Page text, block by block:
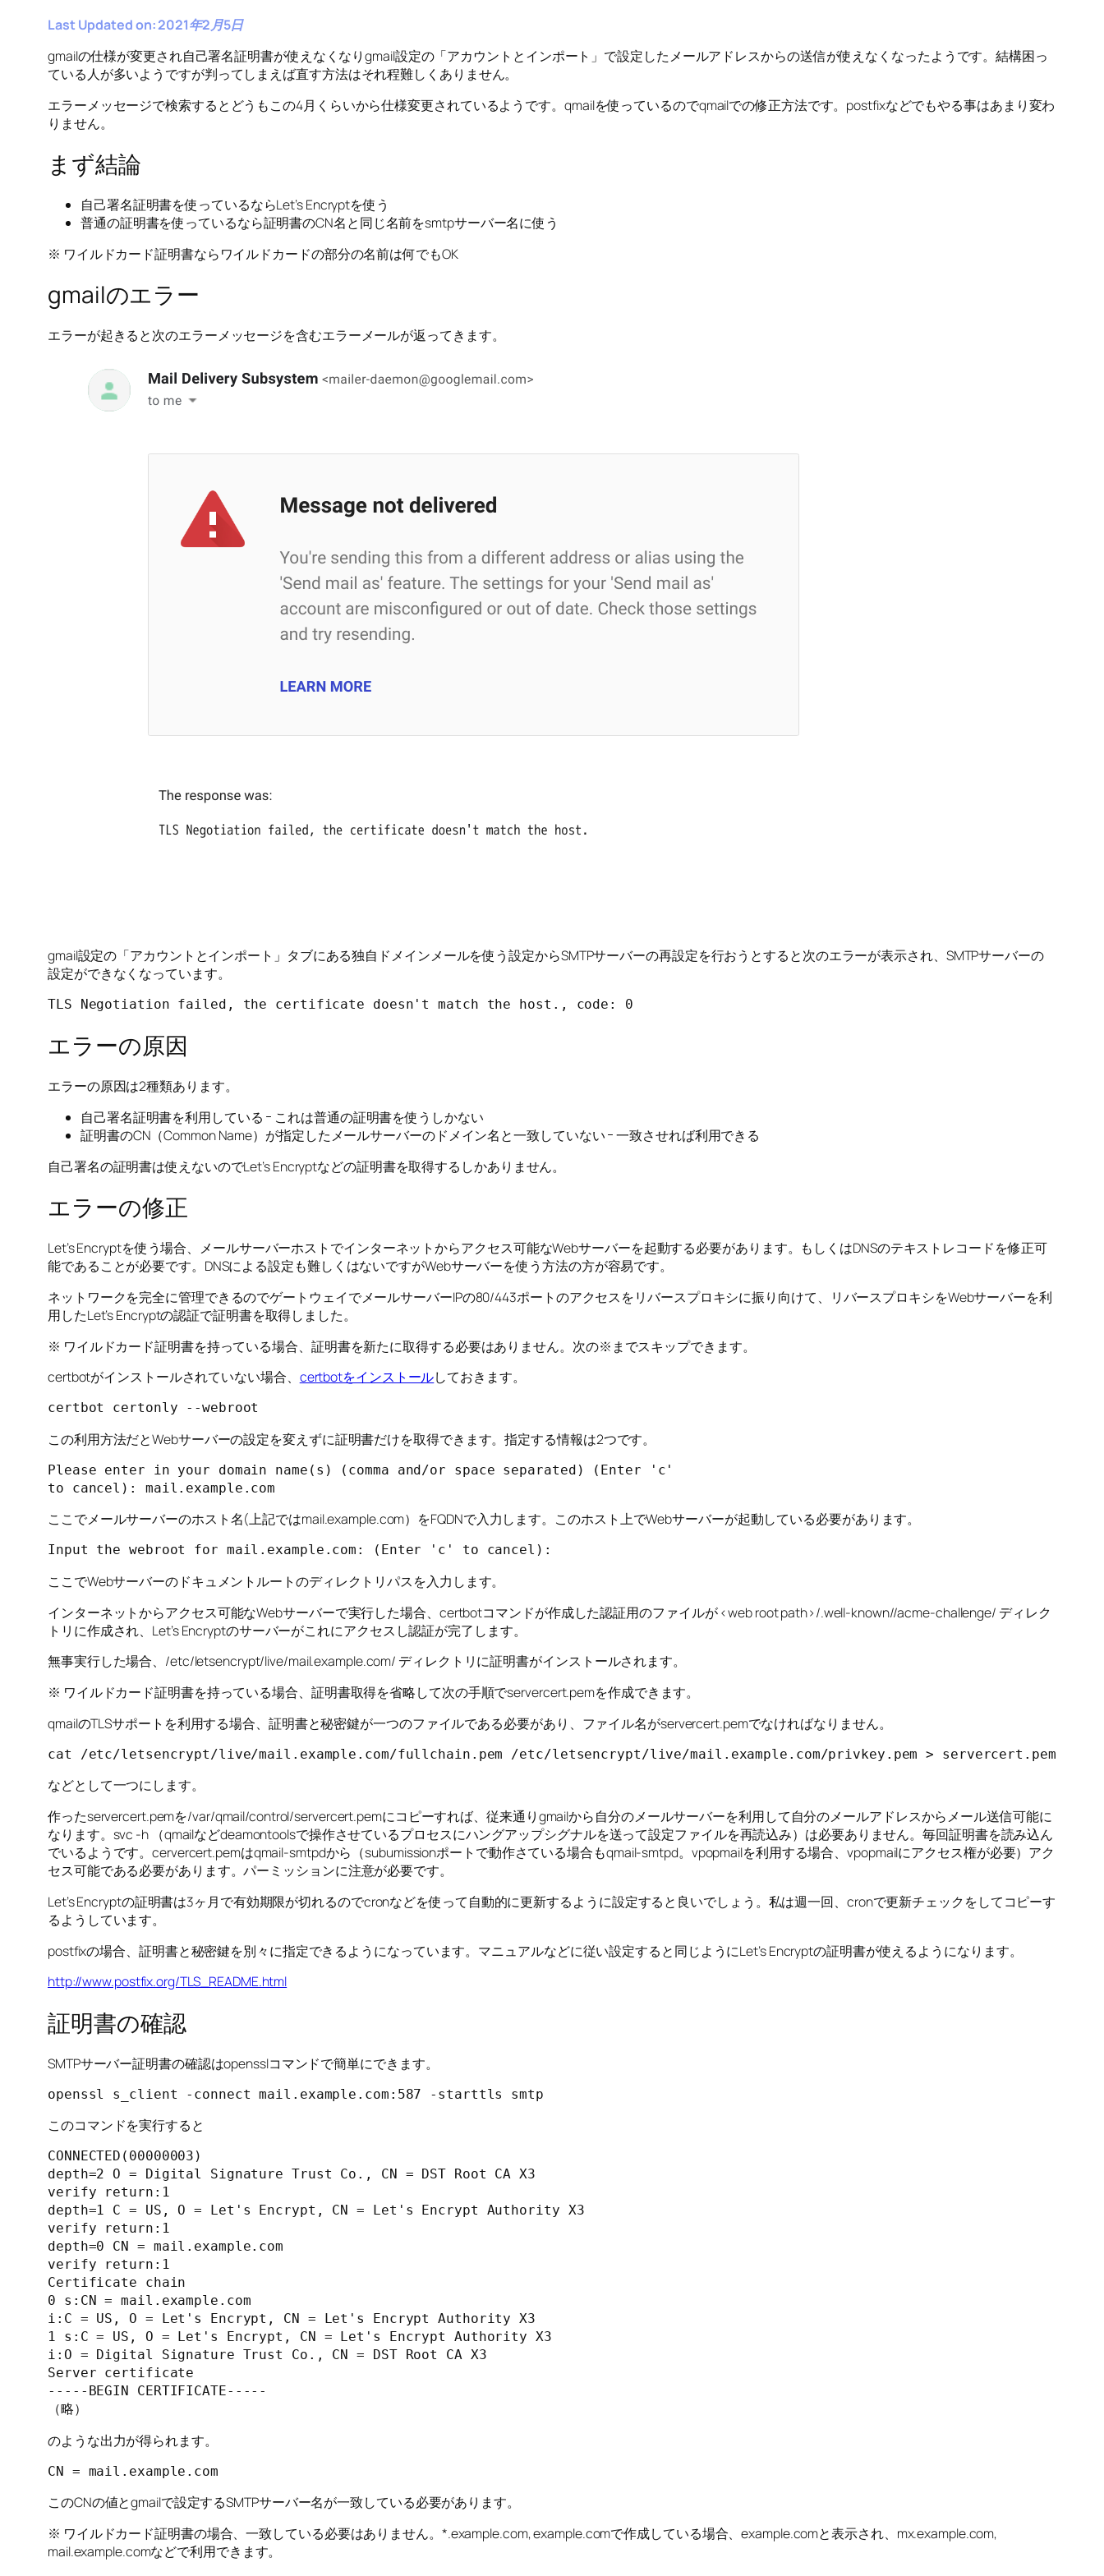
Last Updated on: 2021年2月5日
gmailの仕様が変更され自己署名証明書が使えなくなりgmail設定の「アカウントとインポート」で設定したメールアドレスからの送信が使えなくなったようです。結構困っ
ている人が多いようですが判ってしまえば直す方法はそれ程難しくありません。
エラーメッセージで検索するとどうもこの4月くらいから仕様変更されているようです。qmailを使っているのでqmailでの修正方法です。postfixなどでもやる事はあまり変わ
りません。
まず結論
自己署名証明書を使っているならLet’s Encryptを使う
普通の証明書を使っているなら証明書のCN名と同じ名前をsmtpサーバー名に使う
※ ワイルドカード証明書ならワイルドカードの部分の名前は何でもOK
gmailのエラー
エラーが起きると次のエラーメッセージを含むエラーメールが返ってきます。
gmail設定の「アカウントとインポート」タブにある独自ドメインメールを使う設定からSMTPサーバーの再設定を行おうとすると次のエラーが表示され、SMTPサーバーの
設定ができなくなっています。
TLS Negotiation failed, the certificate doesn't match the host., code: 0
エラーの原因
エラーの原因は2種類あります。
自己署名証明書を利用している ｰ これは普通の証明書を使うしかない
証明書のCN（Common Name）が指定したメールサーバーのドメイン名と一致していない ｰ 一致させれば利用できる
自己署名の証明書は使えないのでLet’s Encryptなどの証明書を取得するしかありません。
エラーの修正
Let’s Encryptを使う場合、メールサーバーホストでインターネットからアクセス可能なWebサーバーを起動する必要があります。もしくはDNSのテキストレコードを修正可
能であることが必要です。DNSによる設定も難しくはないですがWebサーバーを使う方法の方が容易です。
ネットワークを完全に管理できるのでゲートウェイでメールサーバーIPの80/443ポートのアクセスをリバースプロキシに振り向けて、リバースプロキシをWebサーバーを利
用したLet’s Encryptの認証で証明書を取得しました。
※ ワイルドカード証明書を持っている場合、証明書を新たに取得する必要はありません。次の※までスキップできます。
certbotがインストールされていない場合、 certbotをインストールしておきます。
certbot certonly --webroot
この利用方法だとWebサーバーの設定を変えずに証明書だけを取得できます。指定する情報は2つです。
Please enter in your domain name(s) (comma and/or space separated) (Enter 'c'
to cancel): mail.example.com
ここでメールサーバーのホスト名(上記ではmail.example.com）をFQDNで入力します。このホスト上でWebサーバーが起動している必要があります。
Input the webroot for mail.example.com: (Enter 'c' to cancel):
ここでWebサーバーのドキュメントルートのディレクトリパスを入力します。
インターネットからアクセス可能なWebサーバーで実行した場合、certbotコマンドが作成した認証用のファイルが <web root path>/.well-known//acme-challenge/ ディレク
トリに作成され、Let’s Encryptのサーバーがこれにアクセスし認証が完了します。
無事実行した場合、/etc/letsencrypt/live/mail.example.com/ ディレクトリに証明書がインストールされます。
※ ワイルドカード証明書を持っている場合、証明書取得を省略して次の手順でservercert.pemを作成できます。
qmailのTLSサポートを利用する場合、証明書と秘密鍵が一つのファイルである必要があり、ファイル名がservercert.pemでなければなりません。
cat /etc/letsencrypt/live/mail.example.com/fullchain.pem /etc/letsencrypt/live/mail.example.com/privkey.pem > servercert.pem
などとして一つにします。
作ったservercert.pemを/var/qmail/control/servercert.pemにコピーすれば、従来通りgmailから自分のメールサーバーを利用して自分のメールアドレスからメール送信可能に
なります。svc -h （qmailなどdeamontoolsで操作させているプロセスにハングアップシグナルを送って設定ファイルを再読込み）は必要ありません。毎回証明書を読み込ん
でいるようです。cervercert.pemはqmail-smtpdから（subumissionポートで動作さている場合もqmail-smtpd。vpopmailを利用する場合、vpopmailにアクセス権が必要）アク
セス可能である必要があります。パーミッションに注意が必要です。
Let’s Encryptの証明書は3ヶ月で有効期限が切れるのでcronなどを使って自動的に更新するように設定すると良いでしょう。私は週一回、cronで更新チェックをしてコピーす
るようしています。
postfixの場合、証明書と秘密鍵を別々に指定できるようになっています。マニュアルなどに従い設定すると同じようにLet’s Encryptの証明書が使えるようになります。
http://www.postfix.org/TLS_README.html
証明書の確認
SMTPサーバー証明書の確認はopensslコマンドで簡単にできます。
openssl s_client -connect mail.example.com:587 -starttls smtp
このコマンドを実行すると
CONNECTED(00000003)
depth=2 O = Digital Signature Trust Co., CN = DST Root CA X3
verify return:1
depth=1 C = US, O = Let's Encrypt, CN = Let's Encrypt Authority X3
verify return:1
depth=0 CN = mail.example.com
verify return:1
Certificate chain
0 s:CN = mail.example.com
i:C = US, O = Let's Encrypt, CN = Let's Encrypt Authority X3
1 s:C = US, O = Let's Encrypt, CN = Let's Encrypt Authority X3
i:O = Digital Signature Trust Co., CN = DST Root CA X3
Server certificate
-----BEGIN CERTIFICATE-----
（略）
のような出力が得られます。
CN = mail.example.com
このCNの値とgmailで設定するSMTPサーバー名が一致している必要があります。
※ ワイルドカード証明書の場合、一致している必要はありません。*.example.com, example.comで作成している場合、example.comと表示され、mx.example.com,
mail.example.comなどで利用できます。